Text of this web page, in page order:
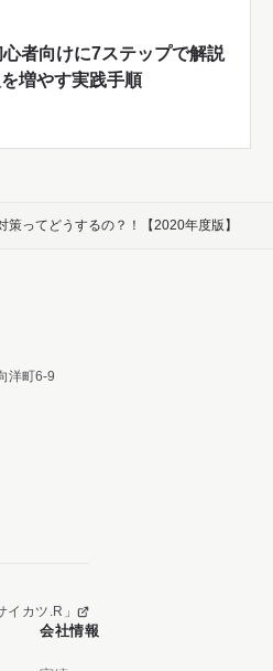
者向けに7ステップで解説
増やす実践手順
策ってどうするの？！【2020年度版】
洋町6-9
イカツ.R」
会社情報